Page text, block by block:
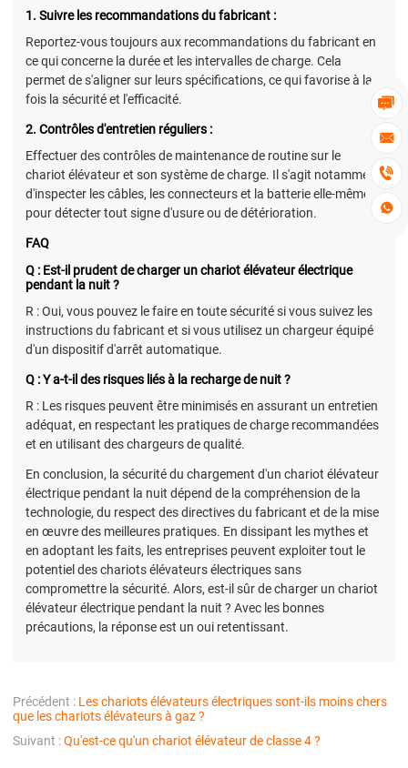




1. Suivre les recommandations du fabricant :
Reportez-vous toujours aux recommandations du fabricant en
ce qui concerne la durée et les intervalles de charge. Cela
permet de s'aligner sur leurs spécifications, ce qui favorise à la
fois la sécurité et l'efficacité.
2. Contrôles d'entretien réguliers :
Effectuer des contrôles de maintenance de routine sur le
chariot élévateur et son système de charge. Il s'agit notamment
d'inspecter les câbles, les connecteurs et la batterie elle-même
pour détecter tout signe d'usure ou de détérioration.
FAQ
Q : Est-il prudent de charger un chariot élévateur électrique
pendant la nuit ?
R : Oui, vous pouvez le faire en toute sécurité si vous suivez les
instructions du fabricant et si vous utilisez un chargeur équipé
d'un dispositif d'arrêt automatique.
Q : Y a-t-il des risques liés à la recharge de nuit ?
R : Les risques peuvent être minimisés en assurant un entretien
adéquat, en respectant les pratiques de charge recommandées
et en utilisant des chargeurs de qualité.
En conclusion, la sécurité du chargement d'un chariot élévateur
électrique pendant la nuit dépend de la compréhension de la
technologie, du respect des directives du fabricant et de la mise
en œuvre des meilleures pratiques. En dissipant les mythes et
en adoptant les faits, les entreprises peuvent exploiter tout le
potentiel des chariots élévateurs électriques sans
compromettre la sécurité. Alors, est-il sûr de charger un chariot
élévateur électrique pendant la nuit ? Avec les bonnes
précautions, la réponse est un oui retentissant.
Précédent : Les chariots élévateurs électriques sont-ils moins chers
que les chariots élévateurs à gaz ?
Suivant :Qu'est-ce qu'un chariot élévateur de classe 4 ?